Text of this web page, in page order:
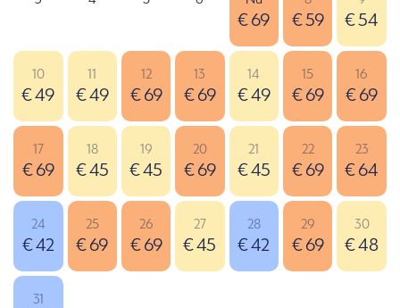
€ 69 € 59 € 54
10
€ 49
11
€ 49
12
€ 69
13
€ 69
14
€ 49
15
€ 69
16
€ 69
17
€ 69
18
€ 45
19
€ 45
20
€ 69
21
€ 45
22
€ 69
23
€ 64
24
€ 42
25
€ 69
26
€ 69
27
€ 45
28
€ 42
29
€ 69
30
€ 48
31